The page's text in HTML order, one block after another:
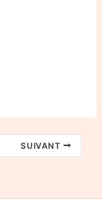
SUIVANT